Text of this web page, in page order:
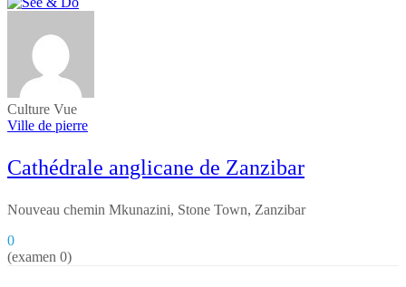
Culture Vue
Ville de pierre
Cathédrale anglicane de Zanzibar
Nouveau chemin Mkunazini, Stone Town, Zanzibar
0
(examen 0)